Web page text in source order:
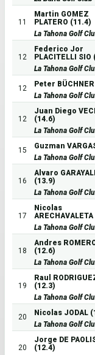
11
Martin GOMEZ
PLATERO (11.4)
La Tahona Golf
12
Federico Jor
PLACITELLI SIO
La Tahona Golf
12
Peter
La Tahona Golf
12
Juan Diego
(14.6)
La Tahona Golf
15
Guzman
La Tahona Golf
16
Alvaro
(13.9)
La Tahona Golf
17
Nicolas
La Tahona Golf
18
Andres
(12.6)
La Tahona Golf
19
Raul
(12.3)
La Tahona Golf
20
Nicolas JODAL
La Tahona Golf
20
Jorge DE
(12.4)